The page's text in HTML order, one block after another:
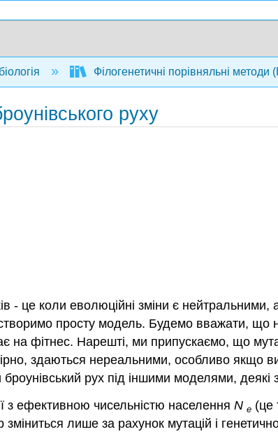
Філогенетичні порівняльні методи
руху
- це коли еволюційні зміни є
просту модель. Будемо вважати, що
на фітнес. Нарешті, ми припускаємо, що
здаються нереальними, особливо якщо ви
рух під іншими моделями, деякі
з ефективною чисельністю населення N e (це
зміниться лише за рахунок мутацій і